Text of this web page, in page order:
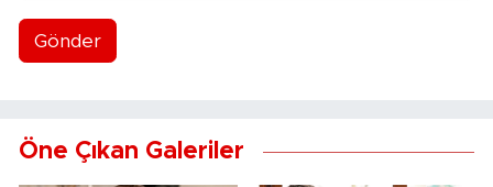
Gönder
Öne Çıkan Galeriler